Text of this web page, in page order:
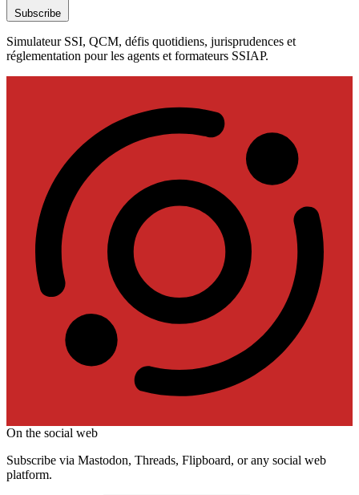
Subscribe
Simulateur SSI, QCM, défis quotidiens, jurisprudences et
réglementation pour les agents et formateurs SSIAP.
On the social web
Subscribe via Mastodon, Threads, Flipboard, or any social web
platform.